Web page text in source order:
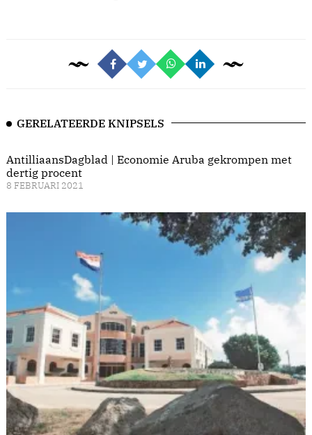
GERELATEERDE KNIPSELS
AntilliaansDagblad | Economie Aruba gekrompen met
dertig procent
8 FEBRUARI 2021